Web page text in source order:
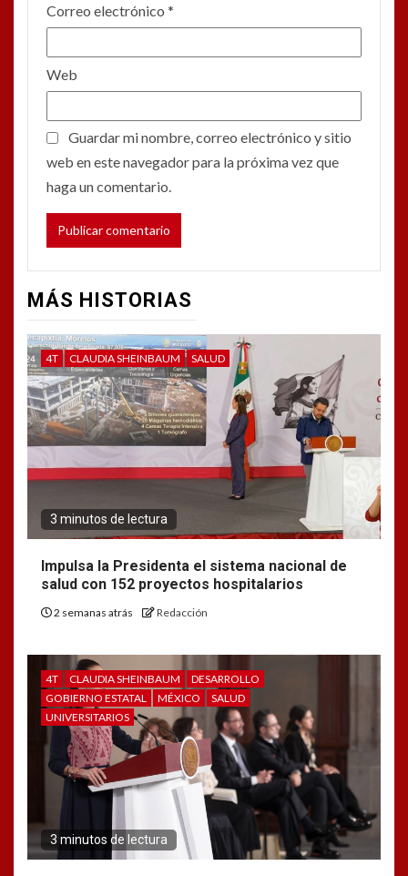
Correo electrónico *
Web
Guardar mi nombre, correo electrónico y sitio
web en este navegador para la próxima vez que
haga un comentario.
MÁS HISTORIAS
4T CLAUDIA SHEINBAUM SALUD
3 minutos de lectura
Impulsa la Presidenta el sistema nacional de
salud con 152 proyectos hospitalarios
2 semanas atrás Redacción
4T CLAUDIA SHEINBAUM
DESARROLLO
GOBIERNO ESTATAL
MÉXICO
SALUD
UNIVERSITARIOS
3 minutos de lectura